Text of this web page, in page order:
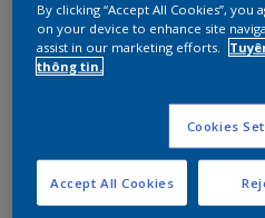
By clicking “Accept All Cookies”,
on your device to enhance site
assist in our marketing efforts.
thông tin.
Cookies
Accept All Cookies